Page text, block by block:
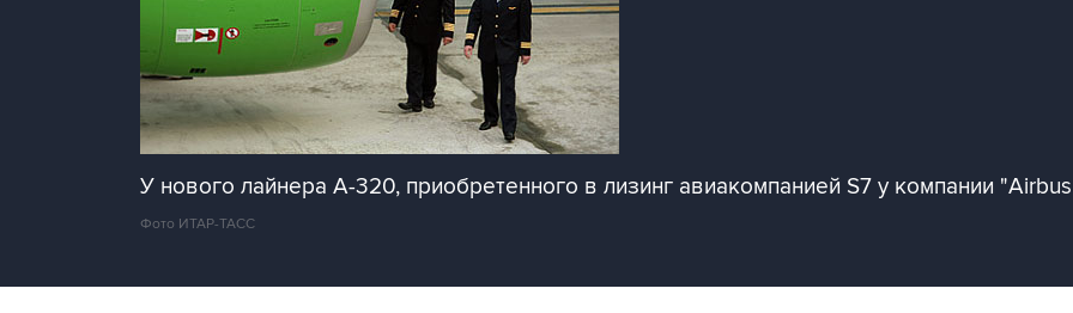
У нового лайнера A-320, приобретенного в лизинг авиакомпанией S7 у компании
Фото ИТАР-ТАСС